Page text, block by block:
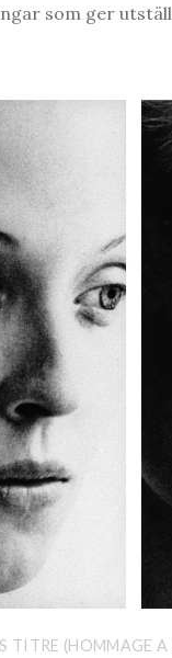
som ger
TITRE (HOMMAGE